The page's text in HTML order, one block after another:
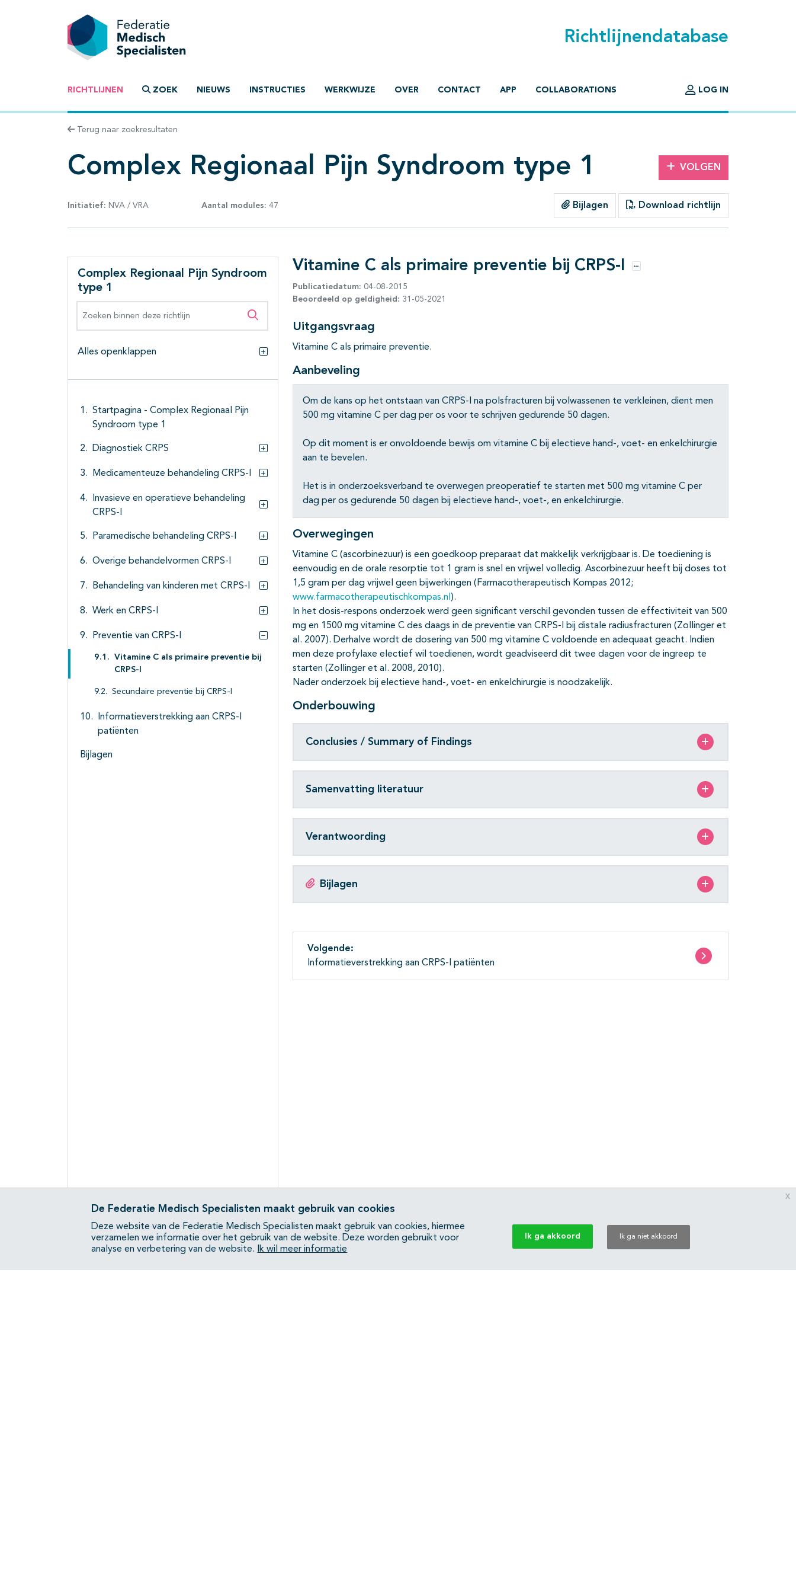
Richtlijnendatabase
RICHTLIJNEN ZOEK NIEUWS INSTRUCTIES WERKWIJZE OVER CONTACT APP COLLABORATIONS LOG IN
Terug naar zoekresultaten
Complex Regionaal Pijn Syndroom type 1 VOLGEN
Initiatief: NVA / VRA Aantal modules: 47 Bijlagen Download richtlijn
Complex Regionaal Pijn Syndroom
type 1
Zoeken binnen deze richtlijn
Alles openklappen
Alles openklappen
Startpagina - Complex Regionaal Pijn
Syndroom type 1
Diagnostiek CRPS
Subpagina's open- en dichtklappen
Medicamenteuze behandeling CRPS-I
Subpagina's open- en dichtklappen
Invasieve en operatieve behandeling
CRPS-I
Subpagina's open- en dichtklappen
Paramedische behandeling CRPS-I
Subpagina's open- en dichtklappen
Overige behandelvormen CRPS-I
Subpagina's open- en dichtklappen
Behandeling van kinderen met CRPS-I
Subpagina's open- en dichtklappen
Werk en CRPS-I
Subpagina's open- en dichtklappen
Preventie van CRPS-I
Subpagina's open- en dichtklappen
Vitamine C als primaire preventie bij
CRPS-I
Secundaire preventie bij CRPS-I
Informatieverstrekking aan CRPS-I
patiënten
Bijlagen
Vitamine C als primaire preventie bij CRPS-I Opties
Publicatiedatum: 04-08-2015
Beoordeeld op geldigheid: 31-05-2021
Uitgangsvraag
Vitamine C als primaire preventie.
Aanbeveling
Om de kans op het ontstaan van CRPS-I na polsfracturen bij volwassenen te verkleinen, dient men
500 mg vitamine C per dag per os voor te schrijven gedurende 50 dagen.
Op dit moment is er onvoldoende bewijs om vitamine C bij electieve hand-, voet- en enkelchirurgie
aan te bevelen.
Het is in onderzoeksverband te overwegen preoperatief te starten met 500 mg vitamine C per
dag per os gedurende 50 dagen bij electieve hand-, voet-, en enkelchirurgie.
Overwegingen
Vitamine C (ascorbinezuur) is een goedkoop preparaat dat makkelijk verkrijgbaar is. De toediening is
eenvoudig en de orale resorptie tot 1 gram is snel en vrijwel volledig. Ascorbinezuur heeft bij doses tot
1,5 gram per dag vrijwel geen bijwerkingen (Farmacotherapeutisch Kompas 2012;
www.farmacotherapeutischkompas.nl).
In het dosis-respons onderzoek werd geen significant verschil gevonden tussen de effectiviteit van 500
mg en 1500 mg vitamine C des daags in de preventie van CRPS-I bij distale radiusfracturen (Zollinger et
al. 2007). Derhalve wordt de dosering van 500 mg vitamine C voldoende en adequaat geacht. Indien
men deze profylaxe electief wil toedienen, wordt geadviseerd dit twee dagen voor de ingreep te
starten (Zollinger et al. 2008, 2010).
Nader onderzoek bij electieve hand-, voet- en enkelchirurgie is noodzakelijk.
Onderbouwing
Conclusies / Summary of Findings
Samenvatting literatuur
Verantwoording
Bijlagen
Volgende:
Informatieverstrekking aan CRPS-I patiënten
De Federatie Medisch Specialisten maakt gebruik van cookies
Deze website van de Federatie Medisch Specialisten maakt gebruik van cookies, hiermee
verzamelen we informatie over het gebruik van de website. Deze worden gebruikt voor
analyse en verbetering van de website.
Ik wil meer informatie
Ik ga akkoord Ik ga niet akkoord
x